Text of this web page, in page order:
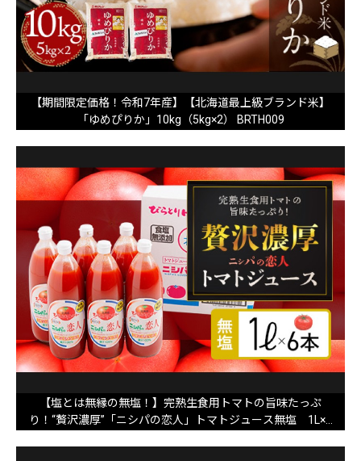
【期間限定価格！令和7年産】【北海道最上級ブランド米】
「ゆめぴりか」10kg（5kg×2） BRTH009
【塩とは無縁の無塩！】完熟生食用トマトの旨味たっぷ
り！“贅沢濃厚”「ニシパの恋人」トマトジュース無塩 1L×6